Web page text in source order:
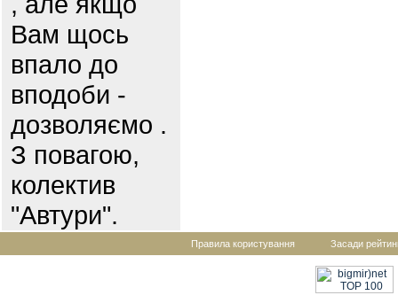
Вам щось
впало до
вподоби -
дозволяємо .
З повагою,
колектив
"Автури".
Правила користування Засади